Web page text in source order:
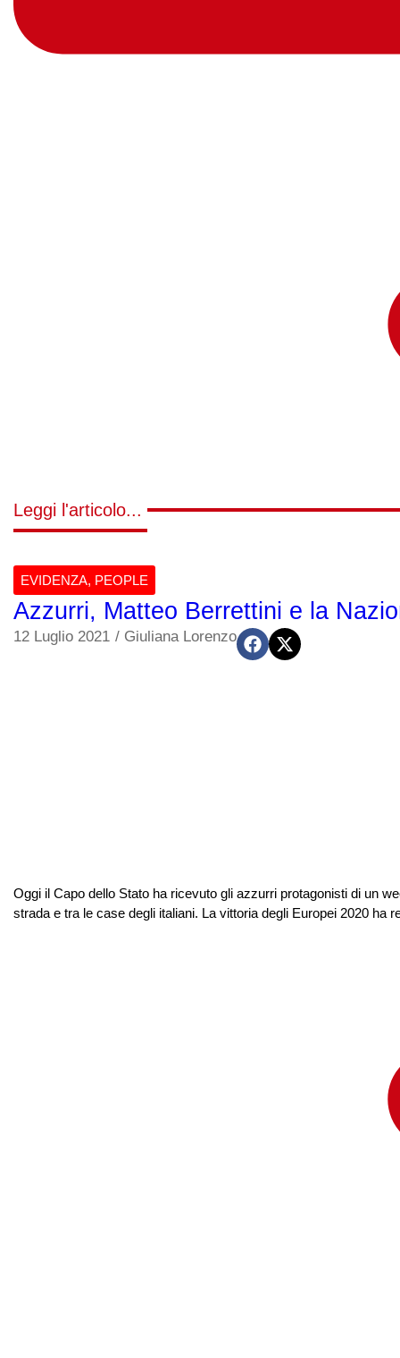
Leggi l'articolo...
EVIDENZA, PEOPLE
Azzurri, Matteo Berrettini e la
12 Luglio 2021 / Giuliana Lorenzo
Oggi il Capo dello Stato ha ricevuto gli azzurri protagonisti di un
strada e tra le case degli italiani. La vittoria degli Europei 2020 ha